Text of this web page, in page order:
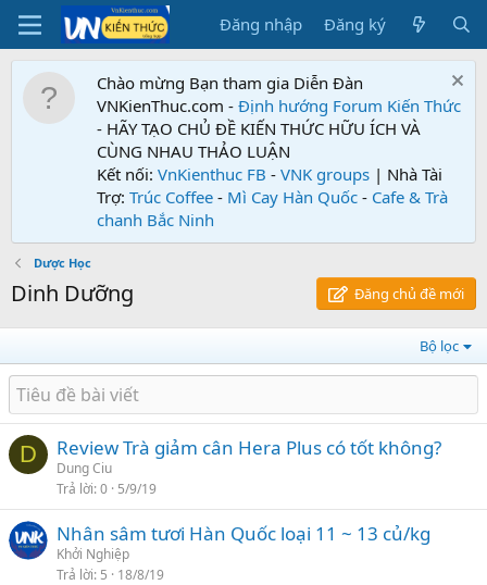
Đăng nhập Đăng ký
Chào mừng Bạn tham gia Diễn Đàn
VNKienThuc.com - Định hướng Forum Kiến Thức
- HÃY TẠO CHỦ ĐỀ KIẾN THỨC HỮU ÍCH VÀ
CÙNG NHAU THẢO LUẬN
Kết nối: VnKienthuc FB - VNK groups | Nhà Tài
Trợ: Trúc Coffee - Mì Cay Hàn Quốc - Cafe & Trà
chanh Bắc Ninh
Dược Học
Dinh Dưỡng Đăng chủ đề mới
Bộ lọc
D Review Trà giảm cân Hera Plus có tốt không?
Dung Ciu
Trả lời 0 5/9/19
Nhân sâm tươi Hàn Quốc loại 11 ~ 13 củ/kg
Khởi Nghiệp
Trả lời 5 18/8/19